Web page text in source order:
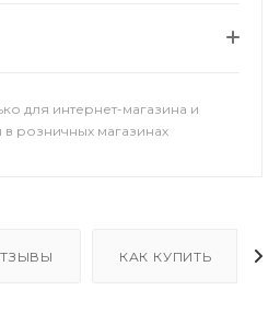
для интернет-магазина и
в розничных магазинах
КАК КУПИТЬ